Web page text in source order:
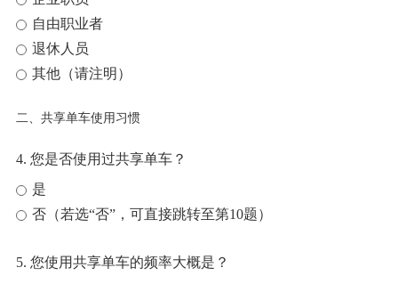
自由职业者
退休人员
其他（请注明）
二、共享单车使用习惯
4. 您是否使用过共享单车？
是
否（若选“否”，可直接跳转至第10题）
5. 您使用共享单车的频率大概是？